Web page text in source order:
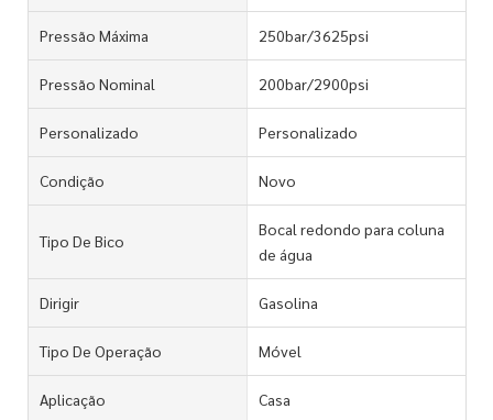
Pressão Máxima 250bar/3625psi
Pressão Nominal 200bar/2900psi
Personalizado Personalizado
Condição Novo
Tipo De Bico
Bocal redondo para coluna
de água
Dirigir Gasolina
Tipo De Operação Móvel
Aplicação Casa